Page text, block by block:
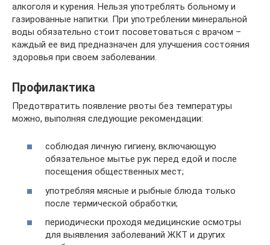
алкоголя и курения. Нельзя употреблять больному и
газированные напитки. При употреблении минеральной
воды обязательно стоит посоветоваться с врачом –
каждый ее вид предназначен для улучшения состояния
здоровья при своем заболевании.
Профилактика
Предотвратить появление рвоты без температуры
можно, выполняя следующие рекомендации:
соблюдая личную гигиену, включающую
обязательное мытье рук перед едой и после
посещения общественных мест;
употребляя мясные и рыбные блюда только
после термической обработки;
периодически проходя медицинские осмотры
для выявления заболеваний ЖКТ и других